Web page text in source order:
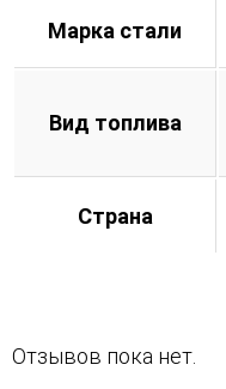
Марка стали
Вид топлива
Страна
Отзывов пока нет.